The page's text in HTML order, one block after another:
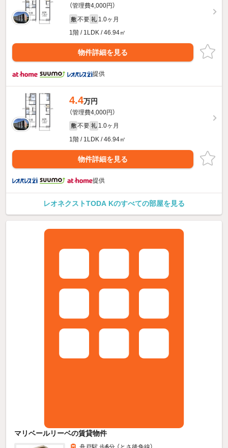
（管理費4,000円）
敷 不要 礼 1.0ヶ月
1階 / 1LDK / 46.94㎡
物件詳細を見る
提供
4.4万円
（管理費4,000円）
敷 不要 礼 1.0ヶ月
1階 / 1LDK / 46.94㎡
物件詳細を見る
提供
レオネクストTODA Kのすべての部屋を見る
マリベールリーベの賃貸物件